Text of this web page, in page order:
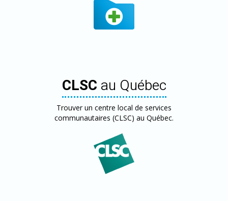
CLSC au Québec
Trouver un centre local de services
communautaires (CLSC) au Québec.